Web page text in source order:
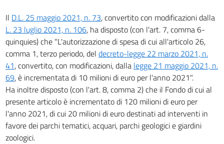
26
26 bis
27
28
29
29 bis
29 ter
29 quater
Il D.L. 25 maggio 2021, n. 73, convertito con modificazioni dalla
L. 23 luglio 2021, n. 106, ha disposto (con l'art. 7, comma 6-
quinquies) che "L'autorizzazione di spesa di cui all'articolo 26,
comma 1, terzo periodo, del decreto-legge 22 marzo 2021, n.
41, convertito, con modificazioni, dalla legge 21 maggio 2021, n.
69, è incrementata di 10 milioni di euro per l'anno 2021".
Ha inoltre disposto (con l'art. 8, comma 2) che il Fondo di cui al
presente articolo è incrementato di 120 milioni di euro per
l'anno 2021, di cui 20 milioni di euro destinati ad interventi in
favore dei parchi tematici, acquari, parchi geologici e giardini
zoologici.